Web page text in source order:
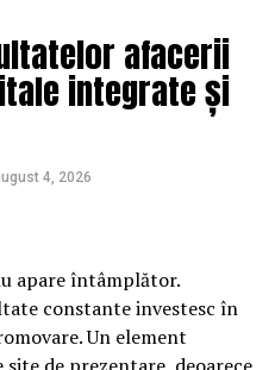
vizibilitatea unui
solicita o ofertă de
EvenimenteGratuite.ro.
.
afacerii
integrate și
4, 2026
apare întâmplător.
constante investesc în
Un element